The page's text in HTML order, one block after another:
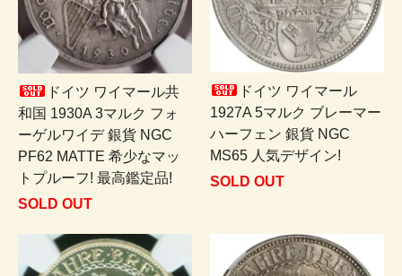
ドイツ ワイマール共
和国 1930A 3マルク フォ
ーゲルワイデ 銀貨 NGC
PF62 MATTE 希少なマッ
トプルーフ! 最高鑑定品!
SOLD OUT
ドイツ ワイマール
1927A 5マルク ブレーマー
ハーフェン 銀貨 NGC
MS65 人気デザイン!
SOLD OUT